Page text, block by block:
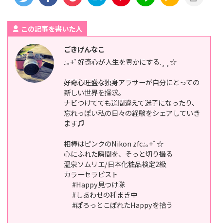
この記事を書いた人
ごきげんなこ
.:｡+ﾟ好奇心が人生を豊かにする.¸¸☆
好奇心旺盛な独身アラサーが自分にとっての
新しい世界を探求。
ナビつけてても道間違えて迷子になったり、
忘れっぽい私の日々の経験をシェアしていき
ます♫
相棒はピンクのNikon zfc.:｡+ﾟ☆
心にふれた瞬間を、そっと切り撮る
温泉ソムリエ/日本化粧品検定2級
カラーセラピスト
#Happy見つけ隊
#しあわせの種まき中
#ぽろっとこぼれたHappyを拾う